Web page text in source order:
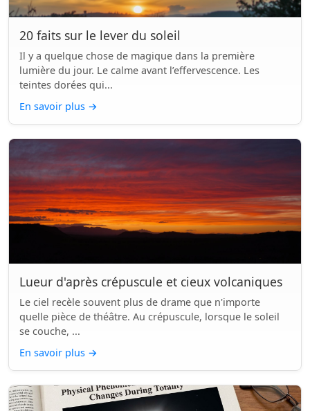
20 faits sur le lever du soleil
Il y a quelque chose de magique dans la première
lumière du jour. Le calme avant l’effervescence. Les
teintes dorées qui...
En savoir plus →
Lueur d'après crépuscule et cieux volcaniques
Le ciel recèle souvent plus de drame que n'importe
quelle pièce de théâtre. Au crépuscule, lorsque le soleil
se couche, ...
En savoir plus →